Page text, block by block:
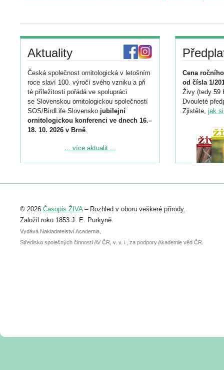
Aktuality
Česká společnost ornitologická v letošním
roce slaví 100. výročí svého vzniku a při
té příležitosti pořádá ve spolupráci
se Slovenskou ornitologickou společností
SOS/BirdLife Slovensko jubilejní
ornitologickou konferenci ve dnech 16.–
18. 10. 2026 v Brně.
Podrobnější informace ke konferenci
Registrovat se můžete do 6. září.
abstraktu přihlášené přednášky nebo
posteru je už 30. června.
... více aktualit ...
Cena
od čísla 1/
Živy (tedy 59
Dvouleté
Zjistěte, jak
© 2026 Časopis ŽIVA– Rozhled v oboru veškeré přírody.
Založil roku 1853 J. E. Purkyně.
Vydává Nakladatelství Academia,
Středisko společných činností AV ČR, v. v. i., za podpory Akademie věd ČR.